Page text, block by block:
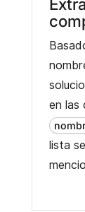
en las
lista